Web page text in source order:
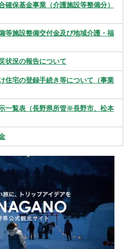
確保基金事業（介護施設等整備分）
等施設整備交付金及び地域介護・福
状況の報告について
住宅の登録手続き等について（事業
一覧表（長野県所管※長野市、松本